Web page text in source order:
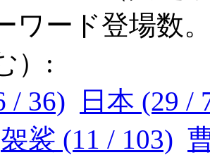
ワード登場数
）:
/ 36)
日本 (29 /
袈裟 (11 / 103)